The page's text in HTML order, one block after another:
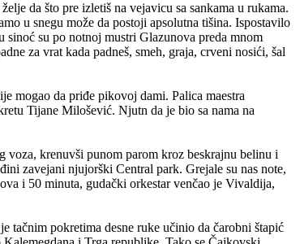
da što pre izletiš na vejavicu sa sankama u rukama.
u snegu može da postoji apsolutna tišina. Ispostavilo
sinoć su po notnoj mustri Glazunova preda mnom
za vrat kada padneš, smeh, graja, crveni nosići, šal
mogao da priđe pikovoj dami. Palica maestra
Tijane Milošević. Njutn da je bio sa nama na
voza, krenuvši punom parom kroz beskrajnu belinu i
zavejani njujorški Central park. Grejale su nas note,
i 50 minuta, gudački orkestar venčao je Vivaldija,
tačnim pokretima desne ruke učinio da čarobni štapić